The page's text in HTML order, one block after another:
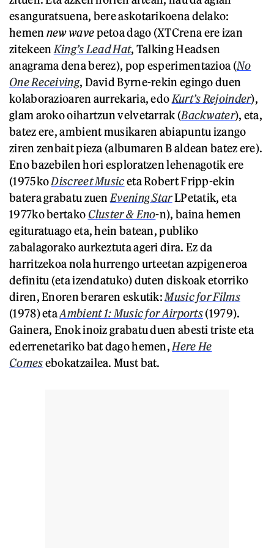
esanguratsuena, bere askotarikoena delako:
hemen new wavepetoa dago (XTCrena ere izan
zitekeen King’s Lead Hat, Talking Headsen
anagrama dena berez), pop esperimentazioa (No
One Receiving, David Byrne-rekin egingo duen
kolaborazioaren aurrekaria, edo Kurt’s Rejoinder),
glam aroko oihartzun velvetarrak (Backwater), eta,
batez ere, ambient musikaren abiapuntu izango
ziren zenbait pieza (albumaren B aldean batez ere).
Eno bazebilen hori esploratzen lehenagotik ere
(1975koDiscreet Musiceta Robert Fripp-ekin
batera grabatu zuen Evening StarLPetatik, eta
1977ko bertako Cluster & Eno-n), baina hemen
egituratuago eta, hein batean, publiko
zabalagorako aurkeztuta ageri dira. Ez da
harritzekoa nola hurrengo urteetan azpigeneroa
definitu (eta izendatuko) duten diskoak etorriko
diren, Enoren beraren eskutik: Music for Films
(1978) etaAmbient 1: Music for Airports(1979).
Gainera, Enok inoiz grabatu duen abesti triste eta
ederrenetariko bat dago hemen, Here He
Comesebokatzailea. Must bat.